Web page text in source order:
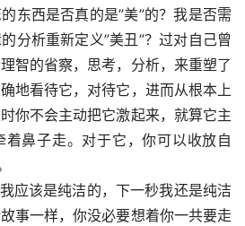
东西是否真的是”美”的？我是否需
分析重新定义”美丑”？过对自己曾
智的省察，思考，分析，来重塑了
地看待它，对待它，进而从根本上
你不会主动把它激起来，就算它主
鼻子走。对于它，你可以收放自
应该是纯洁的，下一秒我还是纯洁
事一样，你没必要想着你一共要走